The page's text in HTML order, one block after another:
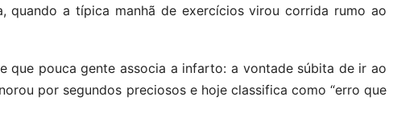
quando a típica manhã de exercícios virou corrida rumo ao
que pouca gente associa a infarto: a vontade súbita de ir ao
por segundos preciosos e hoje classifica como “erro que